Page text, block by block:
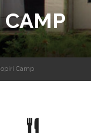
Camp